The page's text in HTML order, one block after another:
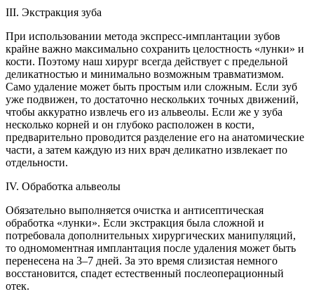
III. Экстракция зуба
При использовании метода экспресс-имплантации зубов
крайне важно максимально сохранить целостность «лунки» и
кости. Поэтому наш хирург всегда действует с предельной
деликатностью и минимально возможным травматизмом.
Само удаление может быть простым или сложным. Если зуб
уже подвижен, то достаточно нескольких точных движений,
чтобы аккуратно извлечь его из альвеолы. Если же у зуба
несколько корней и он глубоко расположен в кости,
предварительно проводится разделение его на анатомические
части, а затем каждую из них врач деликатно извлекает по
отдельности.
IV. Обработка альвеолы
Обязательно выполняется очистка и антисептическая
обработка «лунки». Если экстракция была сложной и
потребовала дополнительных хирургических манипуляций,
то одномоментная имплантация после удаления может быть
перенесена на 3–7 дней. За это время слизистая немного
восстановится, спадет естественный послеоперационный
отек.